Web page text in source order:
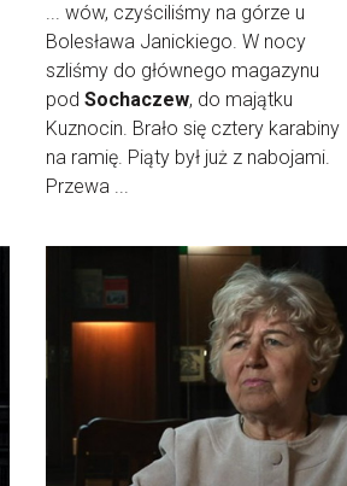
... wów, czyściliśmy na górze u
Bolesława Janickiego. W nocy
szliśmy do głównego magazynu
pod Sochaczew, do majątku
Kuznocin. Brało się cztery karabiny
na ramię. Piąty był już z nabojami.
Przewa ...